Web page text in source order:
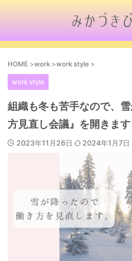
HOME >work >work style >
work style
組織も冬も苦手なので、
方見直し会議』を開きます
2023年11月26日 2024年1月7日